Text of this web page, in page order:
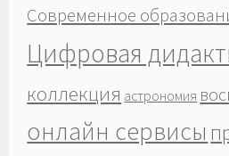
Современное
Цифровая
коллекция астрономия
онлайн сервисы